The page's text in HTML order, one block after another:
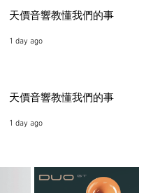
天價音響教懂我們的事
1 day ago
天價音響教懂我們的事
1 day ago